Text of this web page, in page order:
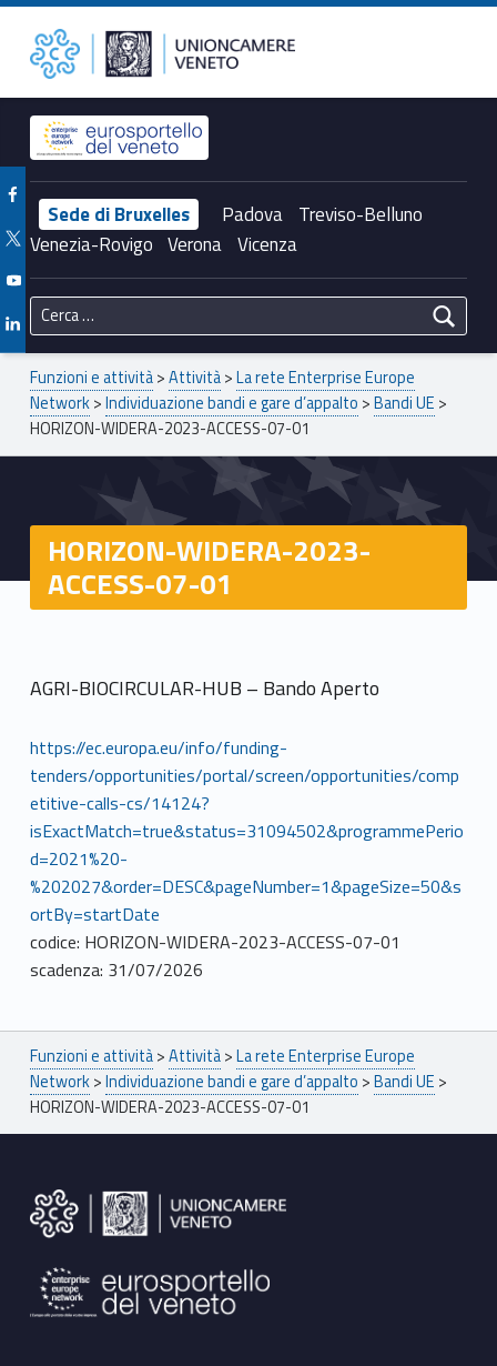
HORIZON-WIDERA-2023-ACCESS-07-01 – Unioncamere del Veneto Unioncamere del Veneto
Header info sidebar
Sede di Bruxelles Padova Treviso-Belluno
Venezia-Rovigo Verona Vicenza
Facebook Unioncamere Veneto
Twitter Unioncamere Veneto
Youtube Unioncamere Veneto
Linkedin Unioncamere Veneto
Ricerca per:
Breadcrumbs navigation
Funzioni e attività>Attività>La rete Enterprise Europe
Network>Individuazione bandi e gare d’appalto >Bandi UE >
HORIZON-WIDERA-2023-ACCESS-07-01
HORIZON-WIDERA-2023-
ACCESS-07-01
AGRI-BIOCIRCULAR-HUB – Bando Aperto
https://ec.europa.eu/info/funding-
tenders/opportunities/portal/screen/opportunities/comp
etitive-calls-cs/14124?
isExactMatch=true&status=31094502&programmePerio
d=2021%20-
%202027&order=DESC&pageNumber=1&pageSize=50&s
ortBy=startDate
codice: HORIZON-WIDERA-2023-ACCESS-07-01
scadenza: 31/07/2026
Breadcrumbs navigation
Funzioni e attività>Attività>La rete Enterprise Europe
Network>Individuazione bandi e gare d’appalto >Bandi UE >
HORIZON-WIDERA-2023-ACCESS-07-01